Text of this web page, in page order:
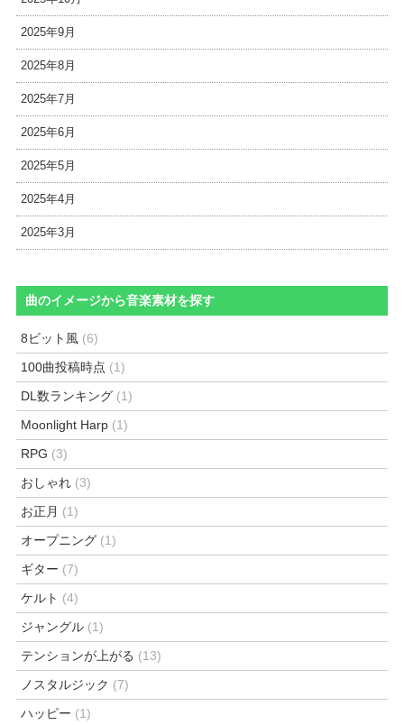
2025年9月
2025年8月
2025年7月
2025年6月
2025年5月
2025年4月
2025年3月
曲のイメージから音楽素材を探す
8ビット風 (6)
100曲投稿時点 (1)
DL数ランキング (1)
Moonlight Harp (1)
RPG (3)
おしゃれ (3)
お正月 (1)
オープニング (1)
ギター (7)
ケルト (4)
ジャングル (1)
テンションが上がる (13)
ノスタルジック (7)
ハッピー (1)